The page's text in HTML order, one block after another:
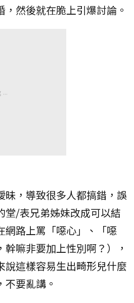
然後就在脆上引爆討論。
昧，導致很多人都搞錯，誤
堂/表兄弟姊妹改成可以結
網路上罵「噁心」、「噁
嘛非要加上性別啊？），
說這樣容易生出畸形兒什麼
要亂講。